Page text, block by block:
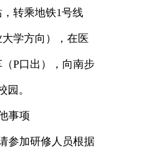
转乘地铁1号线
大学方向），在医
P口出），向南步
园。
事项
参加研修人员根据